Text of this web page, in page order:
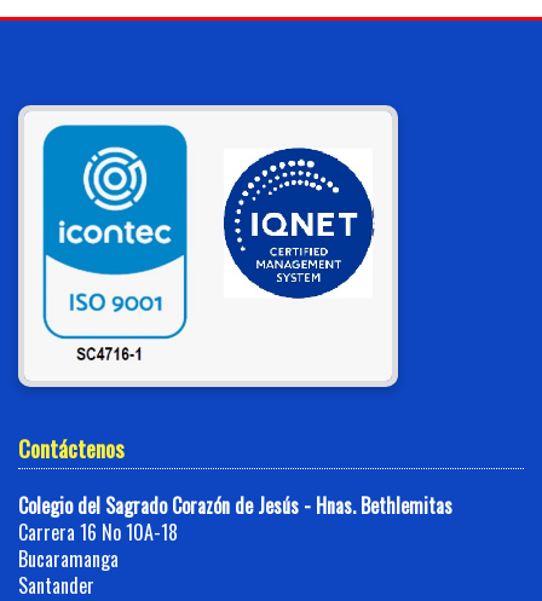
Contáctenos
Colegio del Sagrado Corazón de Jesús - Hnas. Bethlemitas
Carrera 16 No 10A-18
Bucaramanga
Santander